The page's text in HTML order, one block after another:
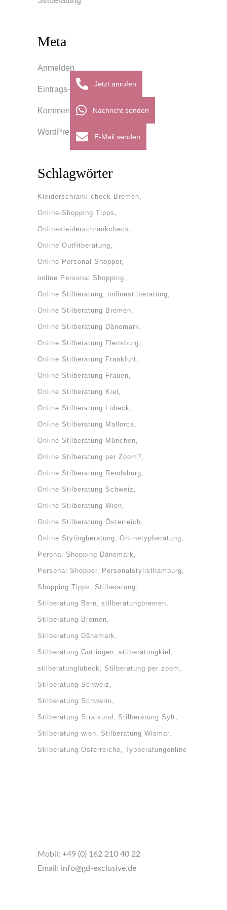
Meta
Anmelden
Eintrags-Feed
Kommentar-Feed
WordPress.org
Schlagwörter
Kleiderschrank-check Bremen
Online-Shopping Tipps
Onlinekleiderschrankcheck
Online Outfitberatung
Online Personal Shopper
online Personal Shopping
Online Stilberatung onlinestilberatung
Online Stilberatung Bremen
Online Stilberatung Dänemark
Online Stilberatung Flensburg
Online Stilberatung Frankfurt
Online Stilberatung Frauen
Online Stilberatung Kiel
Online Stilberatung Lübeck
Online Stilberatung Mallorca
Online Stilberatung München
Online Stilberatung per Zoom?
Online Stilberatung Rendsburg
Online Stilberatung Schweiz
Online Stilberatung Wien
Online Stilberatung Österreich
Online Stylingberatung Onlinetypberatung
Peronal Shopping Dänemark
Personal Shopper Personalstylisthamburg
Shopping Tipps Stilberatung
Stilberatung Bern stilberatungbremen
Stilberatung Bremen
Stilberatung Dänemark
Stilberatung Göttingen stilberatungkiel
stilberatunglübeck Stilberatung per zoom
Stilberatung Schweiz
Stilberatung Schwerin
Stilberatung Stralsund Stilberatung Sylt
Stilberatung wien Stilberatung Wismar
Stilberatung Österreiche Typberatungonline
Mobil: +49 (0) 162 210 40 22
Email: info@gd-exclusive.de
Jetzt anrufen
Nachricht senden
E-Mail senden